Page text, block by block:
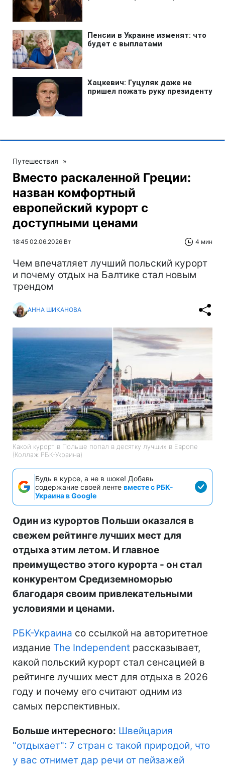
Путешествия »
Вместо раскаленной Греции:
назван комфортный
европейский курорт с
доступными ценами
18:45 02.06.2026 Вт 4 мин
Чем впечатляет лучший польский курорт
и почему отдых на Балтике стал новым
трендом
АННА ШИКАНОВА
Какой курорт в Польше попал в десятку лучших в Европе
(Коллаж РБК-Украина)
Будь в курсе, а не в шоке! Добавь
содержание своей ленте вместе с РБК-
Украина в Google
Один из курортов Польши оказался в
свежем рейтинге лучших мест для
отдыха этим летом. И главное
преимущество этого курорта - он стал
конкурентом Средиземноморью
благодаря своим привлекательными
условиями и ценами.
РБК-Украина со ссылкой на авторитетное
издание The Independent рассказывает,
какой польский курорт стал сенсацией в
рейтинге лучших мест для отдыха в 2026
году и почему его считают одним из
самых перспективных.
Больше интересного: Швейцария
"отдыхает": 7 стран с такой природой, что
у вас отнимет дар речи от пейзажей